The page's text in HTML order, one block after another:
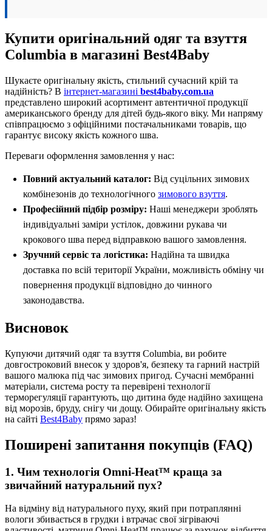
Купити оригінальний одяг та взуття
Columbia в магазині Best4Baby
Шукаєте оригінальну якість, стильний сучасний крій та
надійність? В інтернет-магазині best4baby.com.ua
представлено широкий асортимент автентичної продукції
американського бренду для дітей будь-якого віку. Ми напряму
співпрацюємо з офіційними постачальниками товарів, що
гарантує високу якість кожного шва.
Переваги оформлення замовлення у нас:
Повний актуальний каталог: Від суцільних зимових
комбінезонів до технологічного зимового взуття.
Професійний підбір розміру: Наші менеджери зроблять
індивідуальні заміри устілок, довжини рукава чи
крокового шва перед відправкою вашого замовлення.
Зручний сервіс та логістика: Надійна та швидка
доставка по всій території України, можливість обміну чи
повернення продукції відповідно до чинного
законодавства.
Висновок
Купуючи дитячий одяг та взуття Columbia, ви робите
довгостроковий внесок у здоров'я, безпеку та гарний настрій
вашого малюка під час зимових пригод. Сучасні мембранні
матеріали, система росту та перевірені технології
терморегуляції гарантують, що дитина буде надійно захищена
від морозів, бруду, снігу чи дощу. Обирайте оригінальну якість
на сайті Best4Baby прямо зараз!
Поширені запитання покупців (FAQ)
1. Чим технологія Omni-Heat™ краща за
звичайний натуральний пух?
На відміну від натурального пуху, який при потраплянні
вологи збивається в грудки і втрачає свої зігріваючі